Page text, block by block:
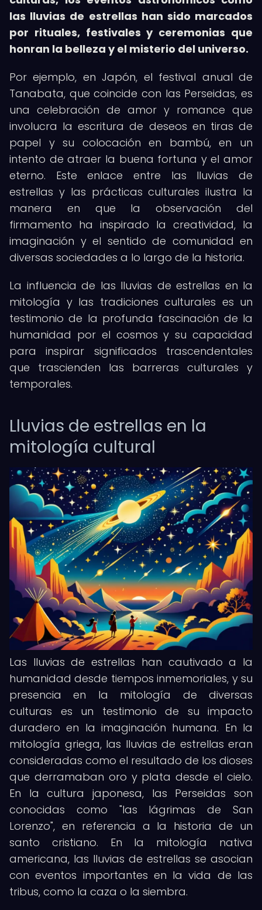
las lluvias de estrellas han sido marcados
por rituales, festivales y ceremonias que
honran la belleza y el misterio del universo.
Por ejemplo, en Japón, el festival anual de
Tanabata, que coincide con las Perseidas, es
una celebración de amor y romance que
involucra la escritura de deseos en tiras de
papel y su colocación en bambú, en un
intento de atraer la buena fortuna y el amor
eterno. Este enlace entre las lluvias de
estrellas y las prácticas culturales ilustra la
manera en que la observación del
firmamento ha inspirado la creatividad, la
imaginación y el sentido de comunidad en
diversas sociedades a lo largo de la historia.
La influencia de las lluvias de estrellas en la
mitología y las tradiciones culturales es un
testimonio de la profunda fascinación de la
humanidad por el cosmos y su capacidad
para inspirar significados trascendentales
que trascienden las barreras culturales y
temporales.
Lluvias de estrellas en la
mitología cultural
Las lluvias de estrellas han cautivado a la
humanidad desde tiempos inmemoriales, y su
presencia en la mitología de diversas
culturas es un testimonio de su impacto
duradero en la imaginación humana. En la
mitología griega, las lluvias de estrellas eran
consideradas como el resultado de los dioses
que derramaban oro y plata desde el cielo.
En la cultura japonesa, las Perseidas son
conocidas como "las lágrimas de San
Lorenzo", en referencia a la historia de un
santo cristiano. En la mitología nativa
americana, las lluvias de estrellas se asocian
con eventos importantes en la vida de las
tribus, como la caza o la siembra.